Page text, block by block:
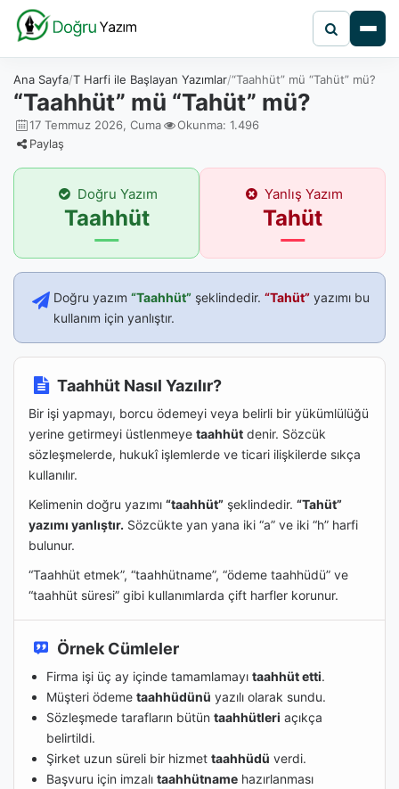
Ana Sayfa T Harfi ile Başlayan Yazımlar “Taahhüt” mü “Tahüt” mü?
“Taahhüt” mü “Tahüt” mü?
17 Temmuz 2026, Cuma
Okunma: 1.496
Paylaş
Doğru Yazım
Taahhüt
Yanlış Yazım
Tahüt
Doğru yazım “Taahhüt” şeklindedir. “Tahüt” yazımı bu
kullanım için yanlıştır.
Taahhüt Nasıl Yazılır?
Bir işi yapmayı, borcu ödemeyi veya belirli bir yükümlülüğü
yerine getirmeyi üstlenmeye taahhüt denir. Sözcük
sözleşmelerde, hukukî işlemlerde ve ticari ilişkilerde sıkça
kullanılır.
Kelimenin doğru yazımı “taahhüt” şeklindedir. “Tahüt”
yazımı yanlıştır. Sözcükte yan yana iki “a” ve iki “h” harfi
bulunur.
“Taahhüt etmek”, “taahhütname”, “ödeme taahhüdü” ve
“taahhüt süresi” gibi kullanımlarda çift harfler korunur.
Örnek Cümleler
Firma işi üç ay içinde tamamlamayı taahhüt etti.
Müşteri ödeme taahhüdünü yazılı olarak sundu.
Sözleşmede tarafların bütün taahhütleri açıkça
belirtildi.
Şirket uzun süreli bir hizmet taahhüdü verdi.
Başvuru için imzalı taahhütname hazırlanması